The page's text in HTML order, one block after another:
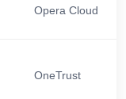
Opera Cloud
OneTrust